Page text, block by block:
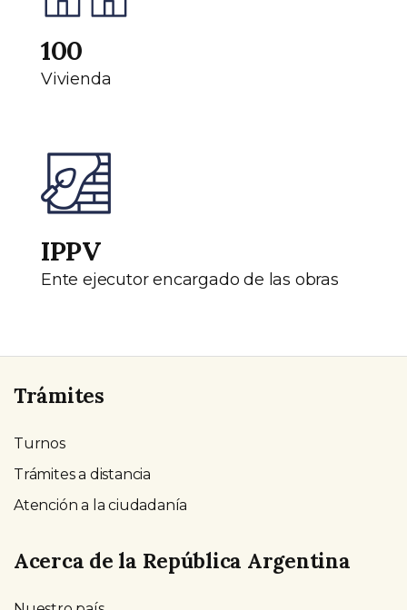
100
Vivienda
IPPV
Ente ejecutor encargado de las obras
Trámites
Turnos
Trámites a distancia
Atención a la ciudadanía
Acerca de la República Argentina